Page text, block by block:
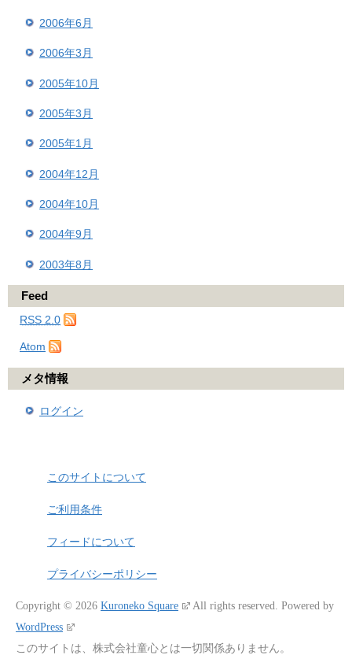
2006年6月
2006年3月
2005年10月
2005年3月
2005年1月
2004年12月
2004年10月
2004年9月
2003年8月
Feed
RSS 2.0
Atom
メタ情報
ログイン
このサイトについて
ご利用条件
フィードについて
プライバシーポリシー
Copyright © 2026 Kuroneko Square All rights reserved. Powered by
WordPress
このサイトは、株式会社童心とは一切関係ありません。